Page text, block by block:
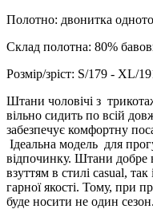
Полотно: двонитка
Склад полотна: 80%
Розмір/зріст: S/179 - XL/
Штани чоловічі з
вільно сидить по всій
забезпечує комфортну
Ідеальна модель для
відпочинку. Штани добре
взуттям в стилі casual,
гарної якості. Тому, при
буде носити не один